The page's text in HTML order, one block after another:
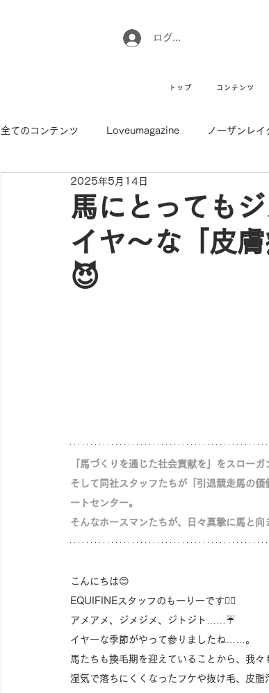
ログイン
トップ コンテンツ
全てのコンテンツ Loveumagazine ノーザンレ
ウマのお坊さん徒然日記
引退馬コレクション インフォメーション
馬にとっても
イヤ〜な「皮
😈
2025年5月14日
「馬づくりを通じた社会貢献を」をスロー
そして同社スタッフたちが「 引退競走馬の価
ートセンター。
そんなホースマンたちが、日々真摯に馬と向
こんにちは‪😊
EQUIFINEスタッフのもーりーです🙋‍♀️
アメアメ、ジメジメ、ジトジト……☔️
イヤーな季節がやって参りましたね……。
馬たちも換毛期を迎えていることから、我
湿気で落ちにくくなったフケや抜け毛、皮脂